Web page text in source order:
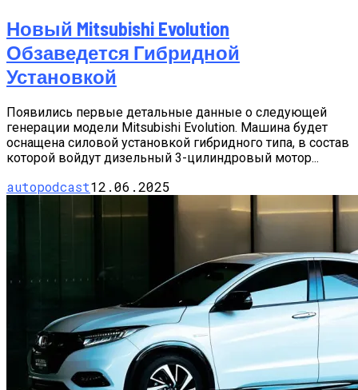
Новый Mitsubishi Evolution
Обзаведется Гибридной
Установкой
Появились первые детальные данные о следующей
генерации модели Mitsubishi Evolution. Машина будет
оснащена силовой установкой гибридного типа, в состав
которой войдут дизельный 3-цилиндровый мотор...
autopodcast12.06.2025